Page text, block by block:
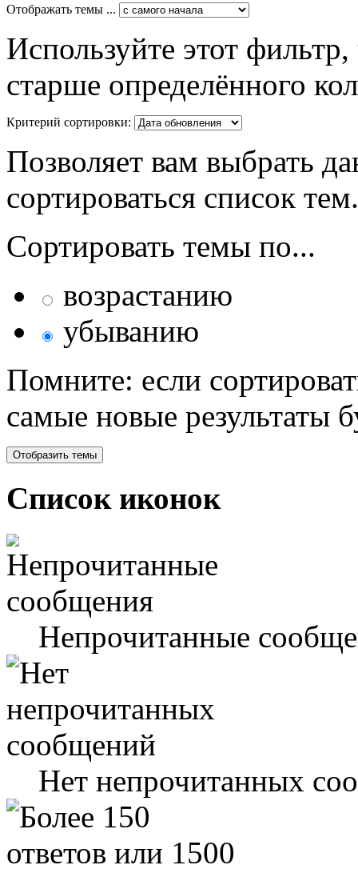
Отображать темы ...
Используйте этот
старше определённого
Критерий сортировки:
Позволяет вам выбрать
сортироваться список тем.
Сортировать темы по...
возрастанию
убыванию
Помните: если
самые новые результаты
Список иконок
Непрочитанные
Нет непрочитанных